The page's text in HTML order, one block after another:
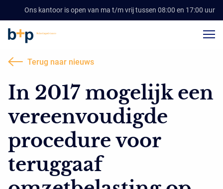
Ons kantoor is open van ma t/m vrij tussen 08:00 en 17:00 uur
Terug naar nieuws
In 2017 mogelijk een
vereenvoudigde
procedure voor
teruggaaf